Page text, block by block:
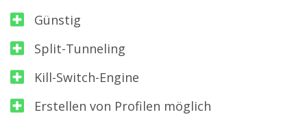
Günstig
Split-Tunneling
Kill-Switch-Engine
Erstellen von Profilen möglich